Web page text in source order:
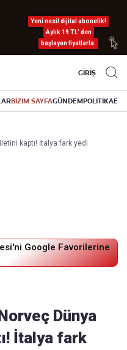
Yeni nesil dijital abonelik!
Aylık 19 TL’ den
başlayan fiyatlarla.
GİRİŞ
BİZİM SAYFAGÜNDEMPOLİTİKA
kaptı! İtalya fark yedi
Google Favorilerine
Dünya
İtalya fark